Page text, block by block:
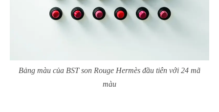
Bảng màu của BST son Rouge Hermès đầu tiên với 24 mã
màu